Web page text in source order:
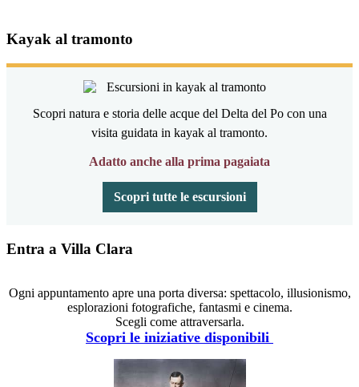
Kayak al tramonto
Scopri natura e storia delle acque del Delta del Po con una
visita guidata in kayak al tramonto.
Adatto anche alla prima pagaiata
Scopri tutte le escursioni
Entra a Villa Clara
Ogni appuntamento apre una porta diversa: spettacolo, illusionismo,
esplorazioni fotografiche, fantasmi e cinema.
Scegli come attraversarla.
Scopri le iniziative disponibili